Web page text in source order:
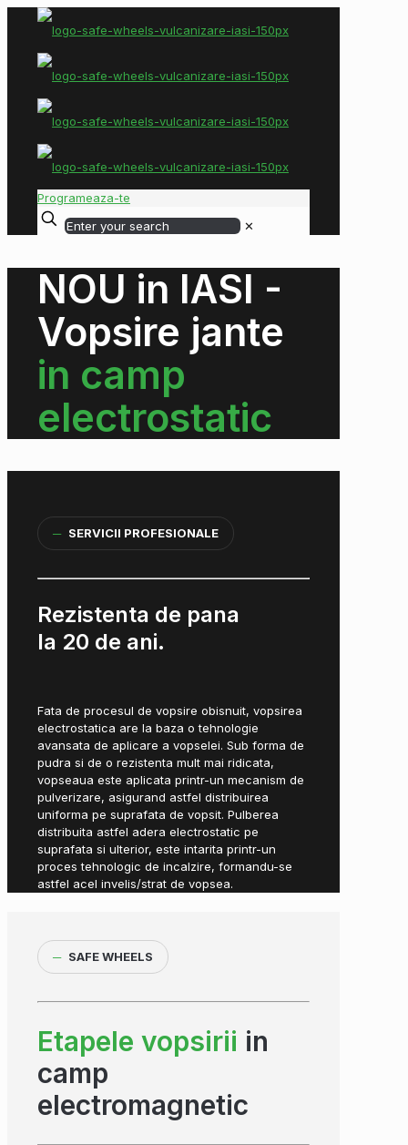
Programeaza-te
✕
NOU in IASI -
Vopsire jante
in camp
electrostatic
─ SERVICII PROFESIONALE
Rezistenta de pana
la 20 de ani.
Fata de procesul de vopsire obisnuit, vopsirea
electrostatica are la baza o tehnologie
avansata de aplicare a vopselei. Sub forma de
pudra si de o rezistenta mult mai ridicata,
vopseaua este aplicata printr-un mecanism de
pulverizare, asigurand astfel distribuirea
uniforma pe suprafata de vopsit. Pulberea
distribuita astfel adera electrostatic pe
suprafata si ulterior, este intarita printr-un
proces tehnologic de incalzire, formandu-se
astfel acel invelis/strat de vopsea.
─ SAFE WHEELS
Etapele vopsirii in
camp
electromagnetic